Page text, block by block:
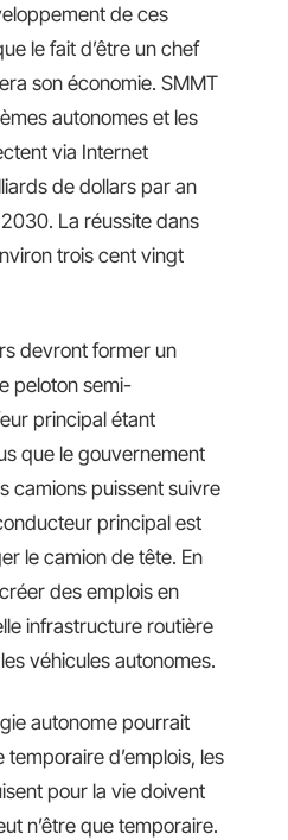
de ces
le fait d’être un chef
son économie. SMMT
autonomes et les
via Internet
de dollars par an
2030. La réussite dans
trois cent vingt
devront former un
peloton semi-
principal étant
que le gouvernement
camions puissent suivre
principal est
le camion de tête. En
des emplois en
infrastructure routière
véhicules autonomes.
autonome pourrait
d’emplois, les
pour la vie doivent
n’être que temporaire.